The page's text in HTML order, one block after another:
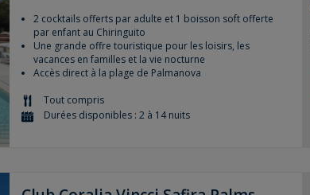
2 cocktails offerts par adulte et 1 boisson soft offerte
par enfant au Chiringuito
Une grande offre touristique pour les loisirs, les
vacances en familles et la vie nocturne
Accès direct à la plage de Palmanova
Tout compris
Durées disponibles : 2 à 14 nuits